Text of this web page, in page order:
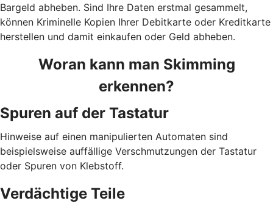
Bargeld abheben. Sind Ihre Daten erstmal gesammelt,
können Kriminelle Kopien Ihrer Debitkarte oder Kreditkarte
herstellen und damit einkaufen oder Geld abheben.
Woran kann man Skimming
erkennen?
Spuren auf der Tastatur
Hinweise auf einen manipulierten Automaten sind
beispielsweise auffällige Verschmutzungen der Tastatur
oder Spuren von Klebstoff.
Verdächtige Teile